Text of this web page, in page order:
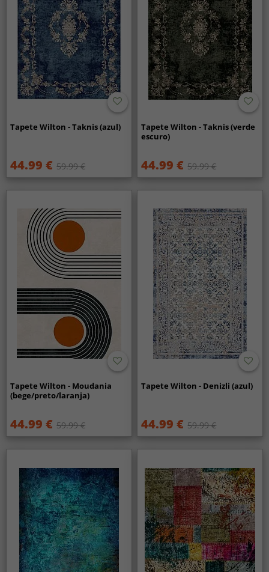
Tapete Wilton - Taknis (azul)
44.99 € 59.99 €
Tapete Wilton - Taknis (verde
escuro)
44.99 € 59.99 €
Tapete Wilton - Moudania
(bege/preto/laranja)
44.99 € 59.99 €
Tapete Wilton - Denizli (azul)
44.99 € 59.99 €